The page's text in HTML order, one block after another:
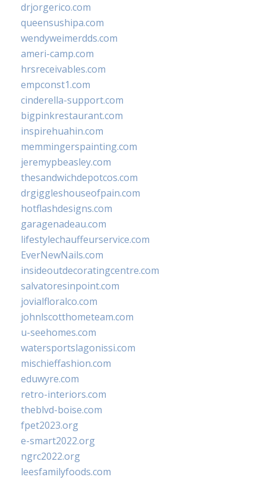
drjorgerico.com
queensushipa.com
wendyweimerdds.com
ameri-camp.com
hrsreceivables.com
empconst1.com
cinderella-support.com
bigpinkrestaurant.com
inspirehuahin.com
memmingerspainting.com
jeremypbeasley.com
thesandwichdepotcos.com
drgiggleshouseofpain.com
hotflashdesigns.com
garagenadeau.com
lifestylechauffeurservice.com
EverNewNails.com
insideoutdecoratingcentre.com
salvatoresinpoint.com
jovialfloralco.com
johnlscotthometeam.com
u-seehomes.com
watersportslagonissi.com
mischieffashion.com
eduwyre.com
retro-interiors.com
theblvd-boise.com
fpet2023.org
e-smart2022.org
ngrc2022.org
leesfamilyfoods.com